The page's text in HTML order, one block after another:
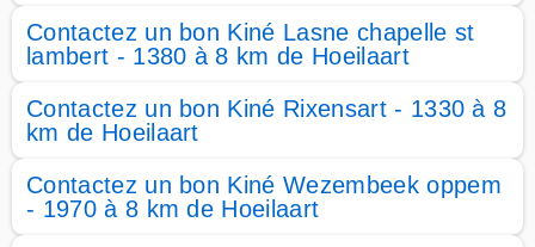
Contactez un bon Kiné Lasne chapelle st
lambert - 1380 à 8 km de Hoeilaart
Contactez un bon Kiné Rixensart - 1330 à 8
km de Hoeilaart
Contactez un bon Kiné Wezembeek oppem
- 1970 à 8 km de Hoeilaart